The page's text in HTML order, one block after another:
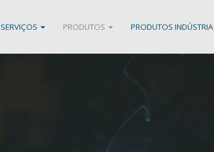
SERVIÇOS PRODUTOS PRODUTOS INDÚSTRIA